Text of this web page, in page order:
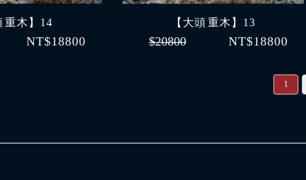
重木】14
NT$18800
【大頭 重木】13
$20800 NT$18800
1